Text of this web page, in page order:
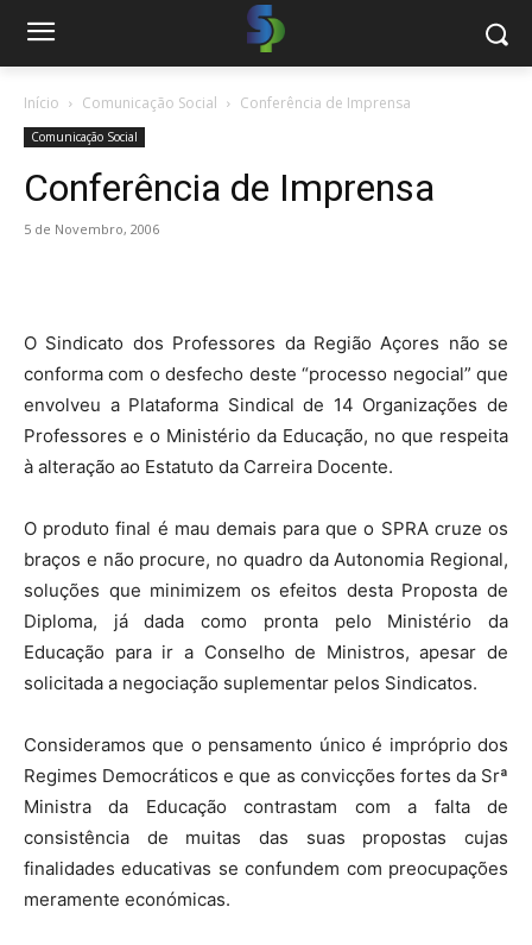
Início Comunicação Social Conferência de Imprensa
Comunicação Social
Conferência de Imprensa
5 de Novembro, 2006
O Sindicato dos Professores da Região Açores não se
conforma com o desfecho deste “processo negocial” que
envolveu a Plataforma Sindical de 14 Organizações de
Professores e o Ministério da Educação, no que respeita
à alteração ao Estatuto da Carreira Docente.
O produto final é mau demais para que o SPRA cruze os
braços e não procure, no quadro da Autonomia Regional,
soluções que minimizem os efeitos desta Proposta de
Diploma, já dada como pronta pelo Ministério da
Educação para ir a Conselho de Ministros, apesar de
solicitada a negociação suplementar pelos Sindicatos.
Consideramos que o pensamento único é impróprio dos
Regimes Democráticos e que as convicções fortes da Srª
Ministra da Educação contrastam com a falta de
consistência de muitas das suas propostas cujas
finalidades educativas se confundem com preocupações
meramente económicas.